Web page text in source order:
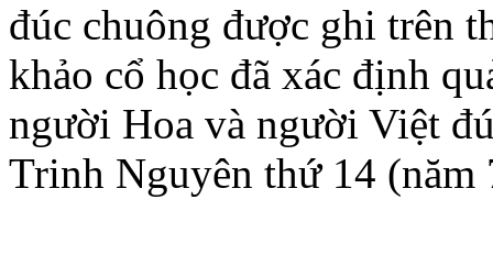
đúc chuông được ghi trên
khảo cổ học đã xác định
người Hoa và người Việt
Trinh Nguyên thứ 14 (năm